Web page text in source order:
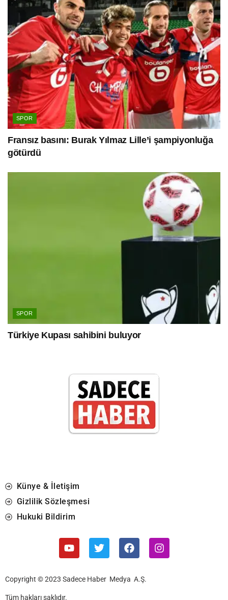
SPOR
Fransız basını: Burak Yılmaz Lille’i şampiyonluğa
götürdü
SPOR
Türkiye Kupası sahibini buluyor
Künye & İletişim
Gizlilik Sözleşmesi
Hukuki Bildirim
Copyright © 2023 Sadece Haber Medya A.Ş.
Tüm hakları saklıdır.